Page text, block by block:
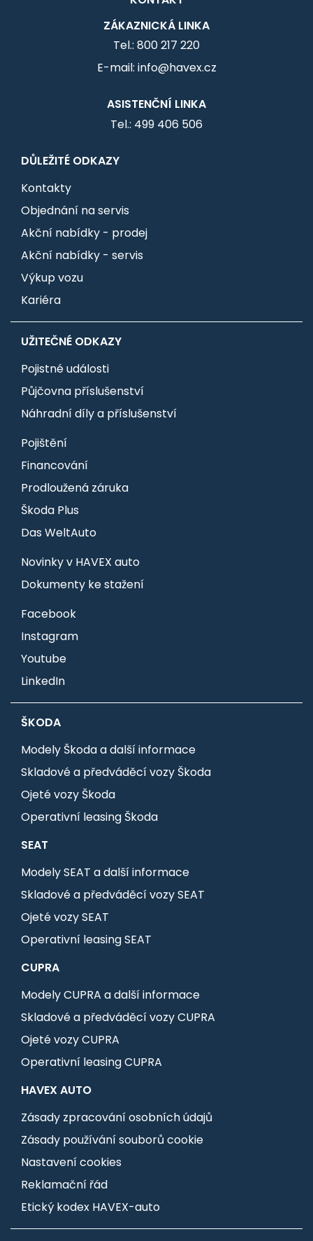
ZÁKAZNICKÁ LINKA
Tel.: 800 217 220
E-mail: info@havex.cz
ASISTENČNÍ LINKA
Tel.: 499 406 506
DŮLEŽITÉ ODKAZY
Kontakty
Objednání na servis
Akční nabídky - prodej
Akční nabídky - servis
Výkup vozu
Kariéra
UŽITEČNÉ ODKAZY
Pojistné události
Půjčovna příslušenství
Náhradní díly a příslušenství
Pojištění
Financování
Prodloužená záruka
Škoda Plus
Das WeltAuto
Novinky v HAVEX auto
Dokumenty ke stažení
Facebook
Instagram
Youtube
LinkedIn
ŠKODA
Modely Škoda a další informace
Skladové a předváděcí vozy Škoda
Ojeté vozy Škoda
Operativní leasing Škoda
SEAT
Modely SEAT a další informace
Skladové a předváděcí vozy SEAT
Ojeté vozy SEAT
Operativní leasing SEAT
CUPRA
Modely CUPRA a další informace
Skladové a předváděcí vozy CUPRA
Ojeté vozy CUPRA
Operativní leasing CUPRA
HAVEX AUTO
Zásady zpracování osobních údajů
Zásady používání souborů cookie
Nastavení cookies
Reklamační řád
Etický kodex HAVEX-auto